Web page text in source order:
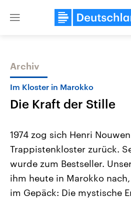
Close
Themen
Landtagswahl Sachsen-Anhalt
2026
Alle Informationen
Sachsen-Anhalt wählt am 6.
Archiv
Im Kloster in Marokko
Die Kraft der Stille
1974 zog sich Henri
Trappistenkloster zurück.
wurde zum Bestseller.
ihm heute in Marokko
im Gepäck: Die mystische